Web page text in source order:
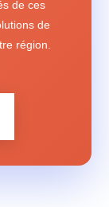
de ces
de
région.